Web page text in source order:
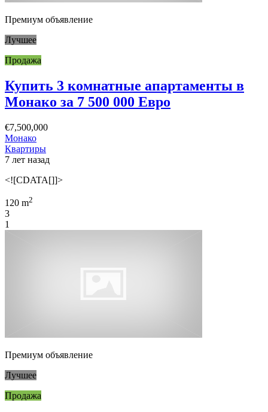
Премиум объявление
Лучшее
Продажа
Купить 3 комнатные апартаменты в
Монако за 7 500 000 Евро
€7,500,000
Монако
Квартиры
7 лет назад
<![CDATA[]]>
120 m2
3
1
Премиум объявление
Лучшее
Продажа